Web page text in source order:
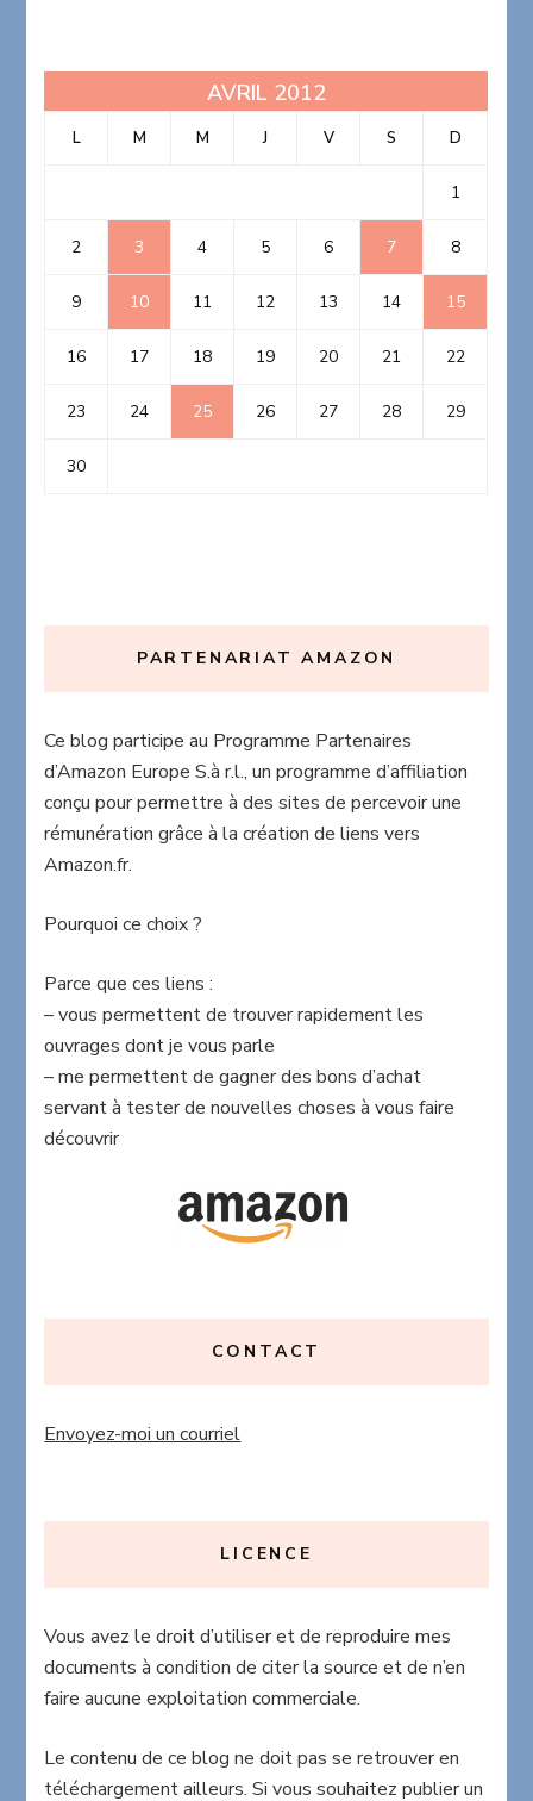
AVRIL 2012
L M M J V S D
1
2 3 4 5 6 7 8
9 10 11 12 13 14 15
16 17 18 19 20 21 22
23 24 25 26 27 28 29
30
PARTENARIAT AMAZON
Ce blog participe au Programme Partenaires
d’Amazon Europe S.à r.l., un programme d’affiliation
conçu pour permettre à des sites de percevoir une
rémunération grâce à la création de liens vers
Amazon.fr.
Pourquoi ce choix ?
Parce que ces liens :
– vous permettent de trouver rapidement les
ouvrages dont je vous parle
– me permettent de gagner des bons d’achat
servant à tester de nouvelles choses à vous faire
découvrir
CONTACT
Envoyez-moi un courriel
LICENCE
Vous avez le droit d’utiliser et de reproduire mes
documents à condition de citer la source et de n’en
faire aucune exploitation commerciale.
Le contenu de ce blog ne doit pas se retrouver en
téléchargement ailleurs. Si vous souhaitez publier un